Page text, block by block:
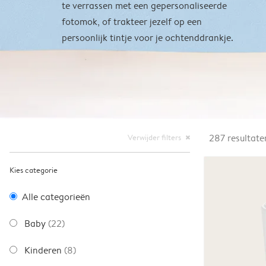
te verrassen met een gepersonaliseerde
fotomok, of trakteer jezelf op een
persoonlijk tintje voor je ochtenddrankje.
Kies categorie
Verwijder filters close
Alle categorieën
Baby (22)
Kinderen (8)
287